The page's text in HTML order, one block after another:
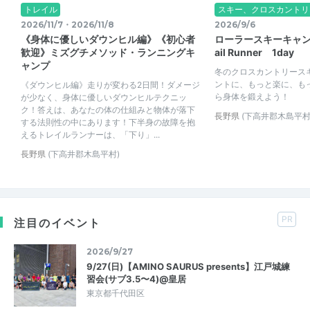
トレイル
2026/11/7・2026/11/8
《身体に優しいダウンヒル編》《初心者
歓迎》ミズグチメソッド・ランニングキ
ャンプ
《ダウンヒル編》走りが変わる2日間！ダメージ
が少なく、身体に優しいダウンヒルテクニッ
ク！答えは、あなたの体の仕組みと物体が落下
する法則性の中にあります！下半身の故障を抱
えるトレイルランナーは、「下り」...
長野県 (下高井郡木島平村)
スキー、クロスカント
2026/9/6
ローラースキーキャ
ail Runner 1day
冬のクロスカントリース
ントに、もっと楽に、も
ら身体を鍛えよう！
長野県 (下高井郡木島平
注目のイベント PR
2026/9/27
9/27(日)【AMINO SAURUS presents】江戸城練
習会(サブ3.5〜4)@皇居
東京都千代田区